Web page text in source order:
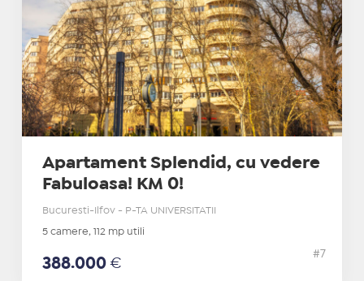
Apartament Splendid, cu vedere
Fabuloasa! KM 0!
Bucuresti-Ilfov - P-TA UNIVERSITATII
5 camere, 112 mp utili
388.000 €
#7